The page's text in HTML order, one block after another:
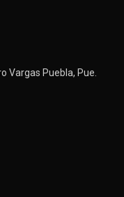
Vargas Puebla, Pue.